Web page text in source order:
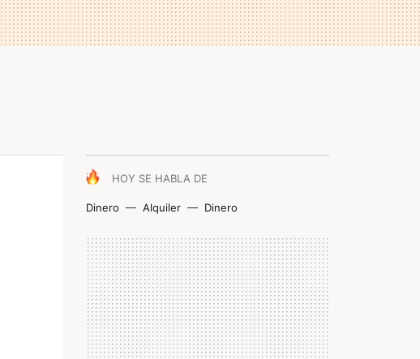
HOY SE HABLA DE
Dinero Alquiler Dinero